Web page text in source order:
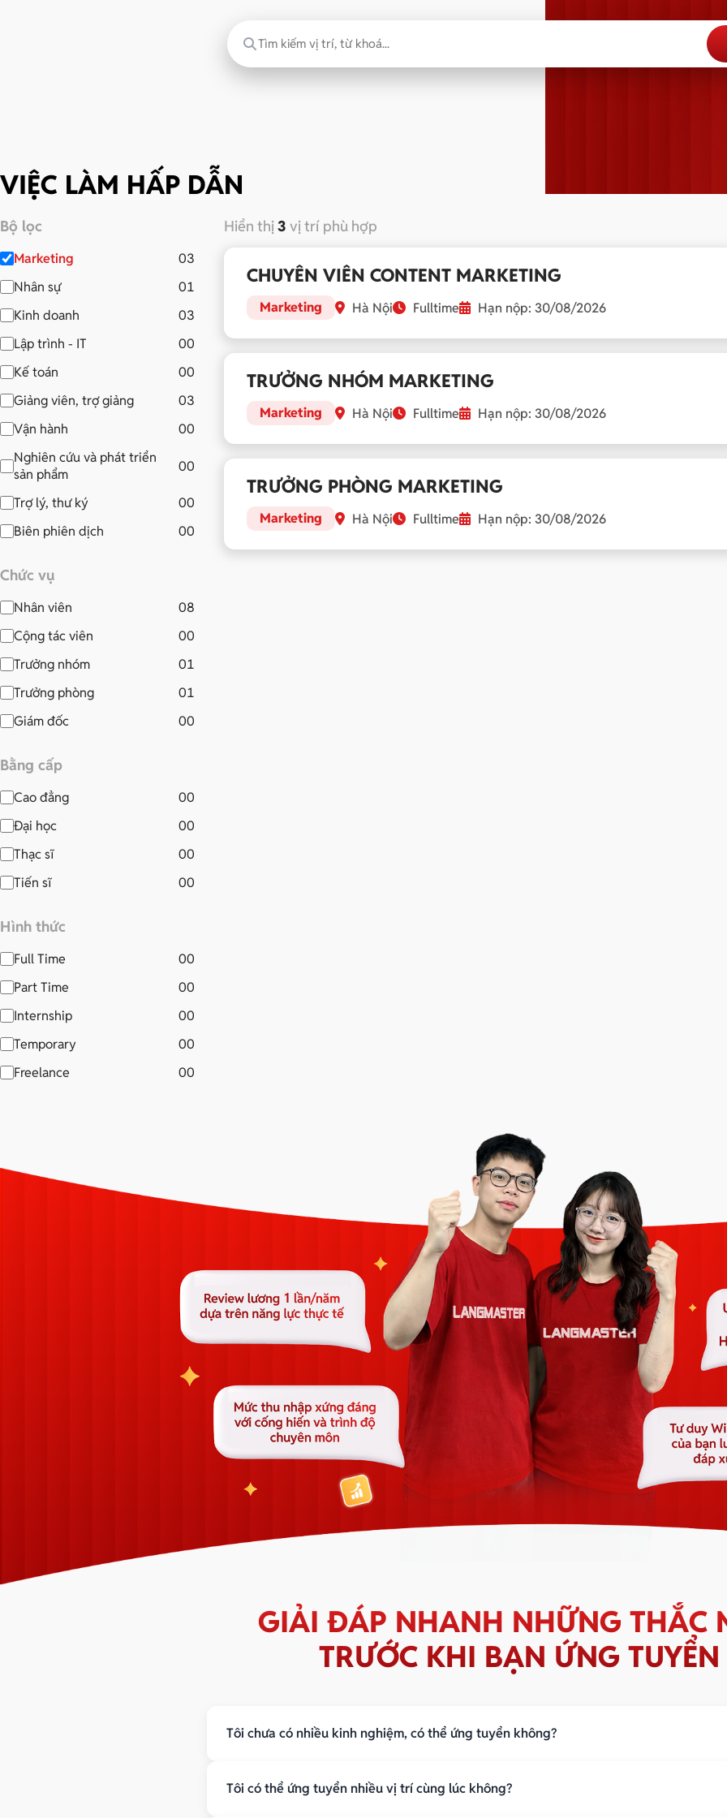
VIỆC LÀM HẤP DẪN
Bộ lọc
Marketing
03
Nhân sự
01
Kinh doanh
03
Lập trình - IT
00
Kế toán
00
Giảng viên, trợ giảng
03
Vận hành
00
Nghiên cứu và phát triển
sản phẩm
00
Trợ lý, thư ký
00
Biên phiên dịch
00
Chức vụ
Nhân viên
08
Cộng tác viên
00
Trưởng nhóm
01
Trưởng phòng
01
Giám đốc
00
Bằng cấp
Cao đẳng
00
Đại học
00
Thạc sĩ
00
Tiến sĩ
00
Hình thức
Full Time
00
Part Time
00
Internship
00
Temporary
00
Freelance
00
Hiển thị 3 vị trí phù hợp
CHUYÊN VIÊN CONTENT MARKETING
Marketing Hà Nội Fulltime Hạn nộp: 30/08/2026
TRƯỞNG NHÓM MARKETING
Marketing Hà Nội Fulltime Hạn nộp: 30/08/2026
TRƯỞNG PHÒNG MARKETING
Marketing Hà Nội Fulltime Hạn nộp: 30/08/2026
GIẢI ĐÁP NHANH NHỮNG THẮC
TRƯỚC KHI BẠN ỨNG TUYỂN
Tôi chưa có nhiều kinh nghiệm, có thể ứng tuyển không?
Có lộ trình rõ ràng
Tôi có thể ứng tuyển nhiều vị trí cùng lúc không?